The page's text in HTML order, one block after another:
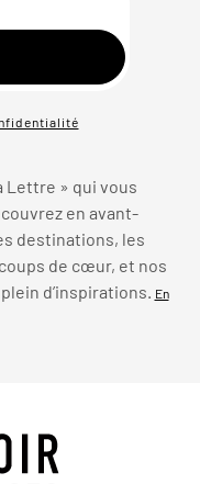
Lettre » qui vous
en avant-
destinations, les
de cœur, et nos
d’inspirations.
En